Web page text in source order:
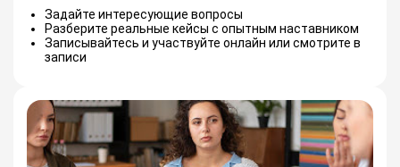
Задайте интересующие вопросы
Разберите реальные кейсы с опытным наставником
Записывайтесь и участвуйте онлайн или смотрите в
записи